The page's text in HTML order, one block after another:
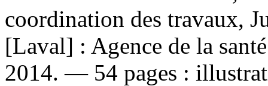
coordination des travaux,
[Laval] : Agence de la
2014. — 54 pages :